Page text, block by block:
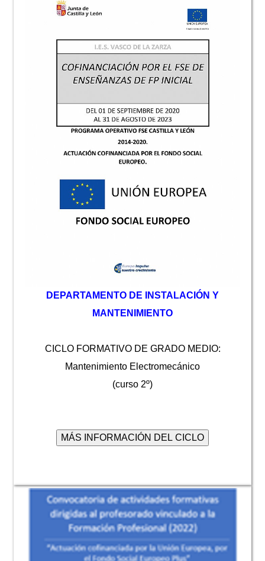
D EPARTAMENTO DE INSTALACIÓN Y
MANTENIMIENTO
CICLO FORMATIVO DE GRADO MEDIO:
Mantenimiento Electromecánico
(curso 2º)